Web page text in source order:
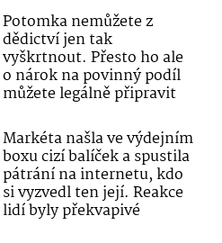
Potomka nemůžete z
dědictví jen tak
vyškrtnout. Přesto ho ale
o nárok na povinný podíl
můžete legálně připravit
Markéta našla ve výdejním
boxu cizí balíček a spustila
pátrání na internetu, kdo
si vyzvedl ten její. Reakce
lidí byly překvapivé